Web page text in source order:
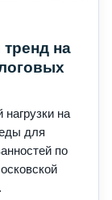
на
на
для
по